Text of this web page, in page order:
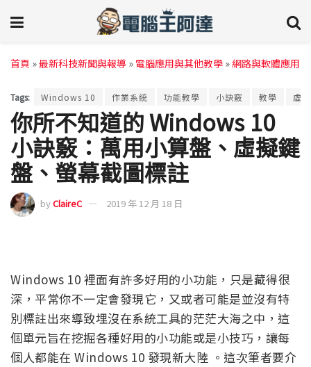
首頁 »最新科技新聞與報導 » 電腦應用與其他教學 »網路與軟體應用
Tags: Windows 10 作業系統 功能教學 小訣竅 教學 虛
你所不知道的 Windows 10
小訣竅：萬用小算盤、虛擬鍵
盤、螢幕截圖標註
byClaireC 2019 年 12 月 18 日
Windows 10 裡面有許多好用的小功能，只是藏得很
深，平常你不一定會發現它，又或者可能是並沒有特
別標註出來導致埋沒在系統工具的茫茫大海之中，這
個單元旨在挖掘各種好用的小功能或是小技巧，讓每
個人都能在 Windows 10 發現新大陸 。這次筆者要介